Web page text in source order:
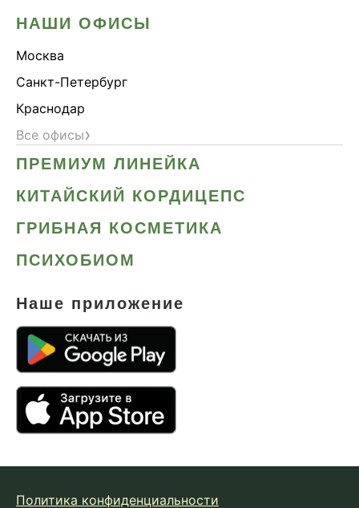
НАШИ ОФИСЫ
Москва
Санкт-Петербург
Краснодар
Все офисы›
ПРЕМИУМ ЛИНЕЙКА
КИТАЙСКИЙ КОРДИЦЕПС
ГРИБНАЯ КОСМЕТИКА
ПСИХОБИОМ
Наше приложение
Политика конфиденциальности